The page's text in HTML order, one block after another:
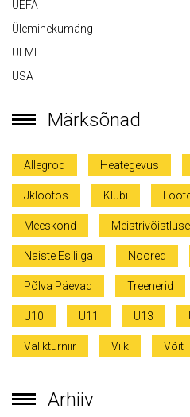
UEFA
Üleminekumäng
ULME
USA
Märksõnad
Allegrod Heategevus
Jklootos Klubi
Meeskond
Naiste Esiliiga Noored
Põlva Päevad Treenerid
U10 U11 U13
Valikturniir Viik Võit
Arhiiv